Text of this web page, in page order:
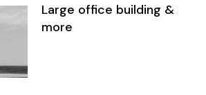
Large office building &
more